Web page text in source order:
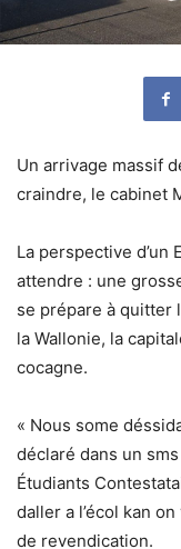
Un arrivage massif
craindre, le cabinet
La perspective d’un
attendre : une
se prépare à quitter
la Wallonie, la
cocagne.
« Nous some
déclaré dans un
Étudiants
daller a l’écol kan
de revendication.